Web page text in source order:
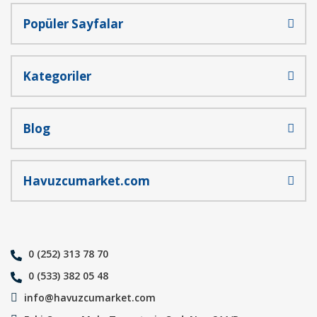
Popüler Sayfalar
Kategoriler
Blog
Havuzcumarket.com
0 (252) 313 78 70
0 (533) 382 05 48
info@havuzcumarket.com